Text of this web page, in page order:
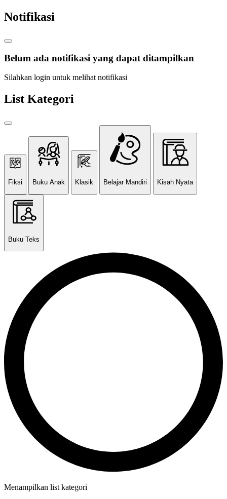
Notifikasi
Belum ada notifikasi yang dapat ditampilkan
Silahkan login untuk melihat notifikasi
List Kategori
Fiksi Buku Anak Klasik Belajar Mandiri Kisah Nyata
Buku Teks
Menampilkan list kategori